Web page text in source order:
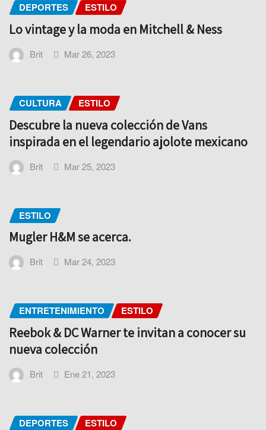
DEPORTES ESTILO
Lo vintage y la moda en Mitchell & Ness
Brit Mar 26, 2023
CULTURA ESTILO
Descubre la nueva colección de Vans
inspirada en el legendario ajolote mexicano
Brit Mar 25, 2023
ESTILO
Mugler H&M se acerca.
Brit Mar 24, 2023
ENTRETENIMIENTO ESTILO
Reebok & DC Warner te invitan a conocer su
nueva colección
Brit Ene 21, 2023
DEPORTES ESTILO